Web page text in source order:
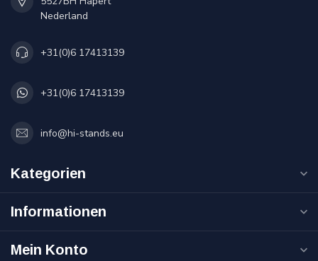
Nederland
+31(0)6 17413139
+31(0)6 17413139
info@hi-stands.eu
Kategorien
Informationen
Mein Konto